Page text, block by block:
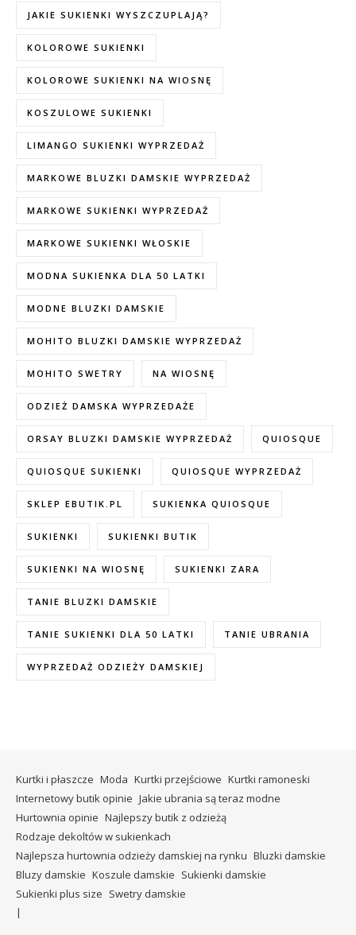
JAKIE SUKIENKI WYSZCZUPLAJĄ?
KOLOROWE SUKIENKI
KOLOROWE SUKIENKI NA WIOSNĘ
KOSZULOWE SUKIENKI
LIMANGO SUKIENKI WYPRZEDAŻ
MARKOWE BLUZKI DAMSKIE WYPRZEDAŻ
MARKOWE SUKIENKI WYPRZEDAŻ
MARKOWE SUKIENKI WŁOSKIE
MODNA SUKIENKA DLA 50 LATKI
MODNE BLUZKI DAMSKIE
MOHITO BLUZKI DAMSKIE WYPRZEDAŻ
MOHITO SWETRY NA WIOSNĘ
ODZIEŻ DAMSKA WYPRZEDAŻE
ORSAY BLUZKI DAMSKIE WYPRZEDAŻ QUIOSQUE
QUIOSQUE SUKIENKI QUIOSQUE WYPRZEDAŻ
SKLEP EBUTIK.PL SUKIENKA QUIOSQUE
SUKIENKI SUKIENKI BUTIK
SUKIENKI NA WIOSNĘ SUKIENKI ZARA
TANIE BLUZKI DAMSKIE
TANIE SUKIENKI DLA 50 LATKI TANIE UBRANIA
WYPRZEDAŻ ODZIEŻY DAMSKIEJ
Kurtki i płaszcze Moda Kurtki przejściowe Kurtki ramoneski
Internetowy butik opinie Jakie ubrania są teraz modne
Hurtownia opinie Najlepszy butik z odzieżą
Rodzaje dekoltów w sukienkach
Najlepsza hurtownia odzieży damskiej na rynku Bluzki damskie
Bluzy damskie Koszule damskie Sukienki damskie
Sukienki plus size Swetry damskie